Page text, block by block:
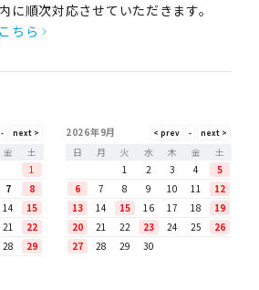
に順次対応させていただきます。
ちら
金
土
1
7
8
14
15
21
22
28
29
2026年9月
日
月 火 水 木 金
土
1
2 3 4
5
6
7 8 9 10 11
12
13
14 15 16 17 18
19
20
21 22 23 24 25
26
27
28 29 30